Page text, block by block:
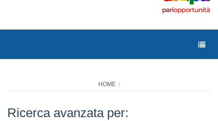
HOME
Ricerca avanzata per: